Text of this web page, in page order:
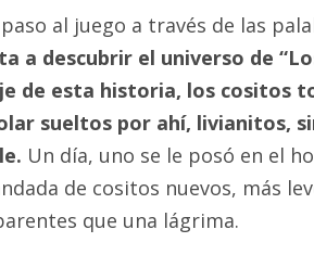
al juego a través de las
a descubrir el universo de
de esta historia, los cositos
sueltos por ahí, livianitos,
Un día, uno se le posó en el
de cositos nuevos, más
que una lágrima.